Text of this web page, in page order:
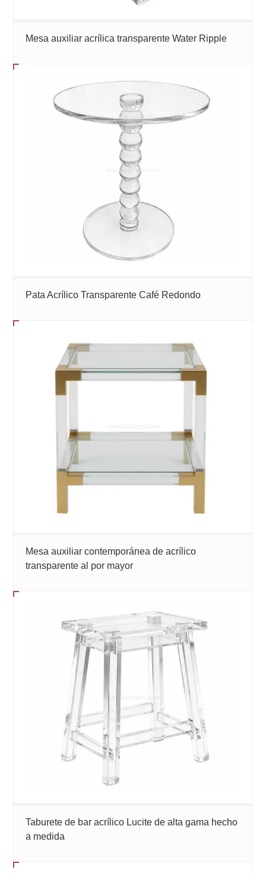
Mesa auxiliar acrílica transparente Water Ripple
Pata Acrílico Transparente Café Redondo
Mesa auxiliar contemporánea de acrílico
transparente al por mayor
Taburete de bar acrílico Lucite de alta gama hecho
a medida